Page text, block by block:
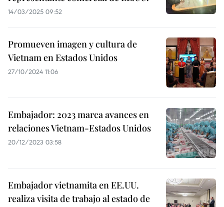
14/03/2025 09:52
Promueven imagen y cultura de
Vietnam en Estados Unidos
27/10/2024 11:06
Embajador: 2023 marca avances en
relaciones Vietnam-Estados Unidos
20/12/2023 03:58
Embajador vietnamita en EE.UU.
realiza visita de trabajo al estado de